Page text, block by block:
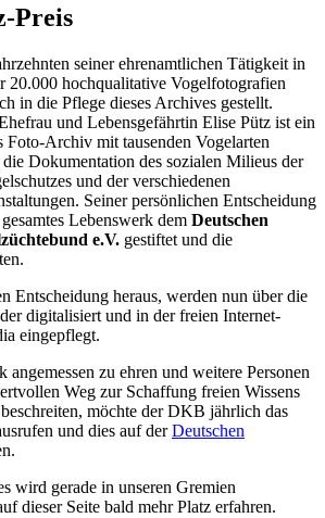
Preis
seiner ehrenamtlichen Tätigkeit in
20.000 hochqualitative Vogelfotografien
in die Pflege dieses Archives gestellt.
und Lebensgefährtin Elise Pütz ist ein
Foto-Archiv mit tausenden Vogelarten
Dokumentation des sozialen Milieus der
und der verschiedenen
Seiner persönlichen Entscheidung
Lebenswerk dem Deutschen
e.V. gestiftet und die
Entscheidung heraus, werden nun über die
digitalisiert und in der freien Internet-
eingepflegt.
angemessen zu ehren und weitere Personen
Weg zur Schaffung freien Wissens
möchte der DKB jährlich das
und dies auf derDeutschen
wird gerade in unseren Gremien
dieser Seite bald mehr Platz erfahren.